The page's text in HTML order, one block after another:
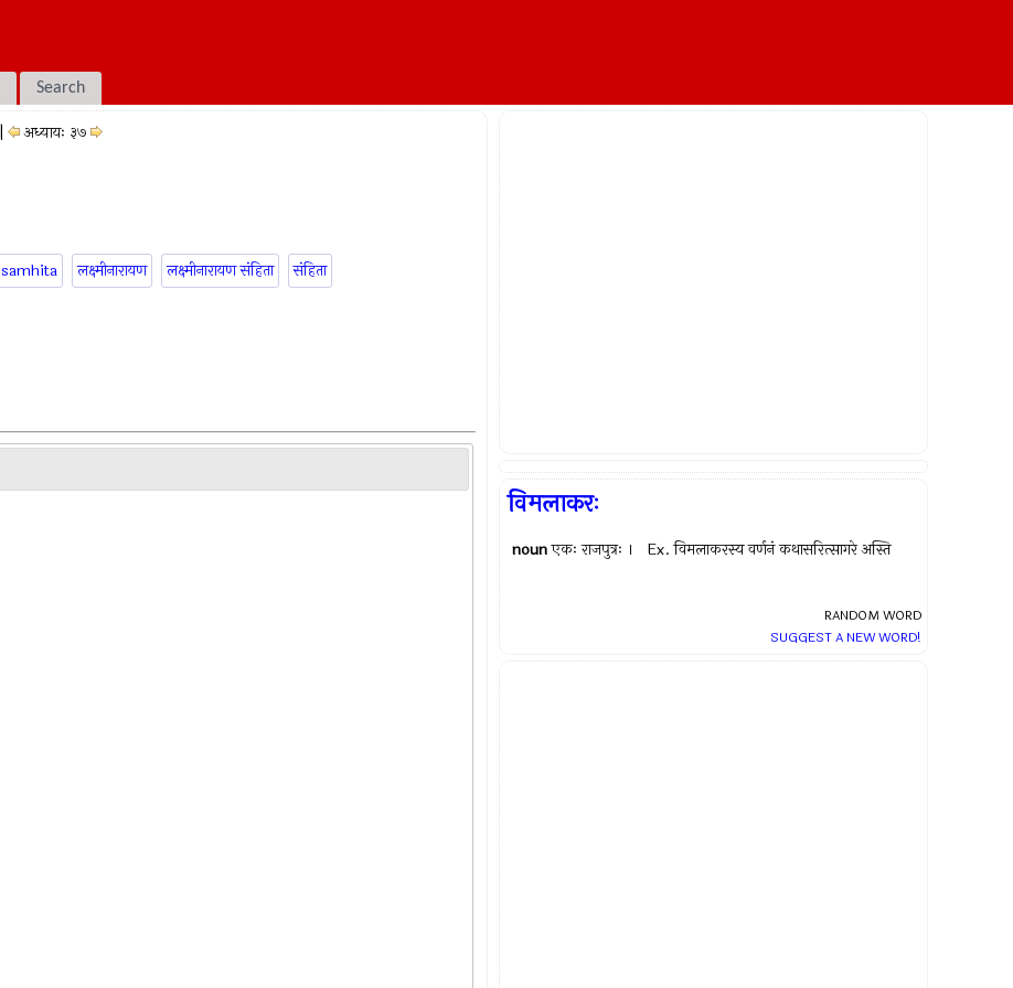
Search
अध्यायः ३७
samhita लक्ष्मीनारायण लक्ष्मीनारायण संहिता संहिता
विमलाकरः
nounएकः राजपुत्रः । Ex.विमलाकरस्य वर्णनं कथासरित्सागरे अस्ति
RANDOM WORD
SUGGEST A NEW WORD!